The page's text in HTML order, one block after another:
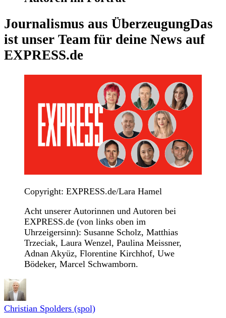
Journalismus aus ÜberzeugungDas
ist unser Team für deine News auf
EXPRESS.de
Copyright: EXPRESS.de/Lara Hamel
Acht unserer Autorinnen und Autoren bei
EXPRESS.de (von links oben im
Uhrzeigersinn): Susanne Scholz, Matthias
Trzeciak, Laura Wenzel, Paulina Meissner,
Adnan Akyüz, Florentine Kirchhof, Uwe
Bödeker, Marcel Schwamborn.
Christian Spolders (spol)